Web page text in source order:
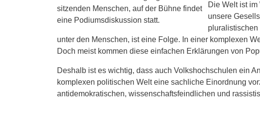
Die Welt ist
unsere
pluralistischen
unter den Menschen, ist eine Folge. In einer komplexen
Doch meist kommen diese einfachen Erklärungen von
Deshalb ist es wichtig, dass auch Volkshochschulen ein
komplexen politischen Welt eine sachliche Einordnung
antidemokratischen, wissenschaftsfeindlichen und